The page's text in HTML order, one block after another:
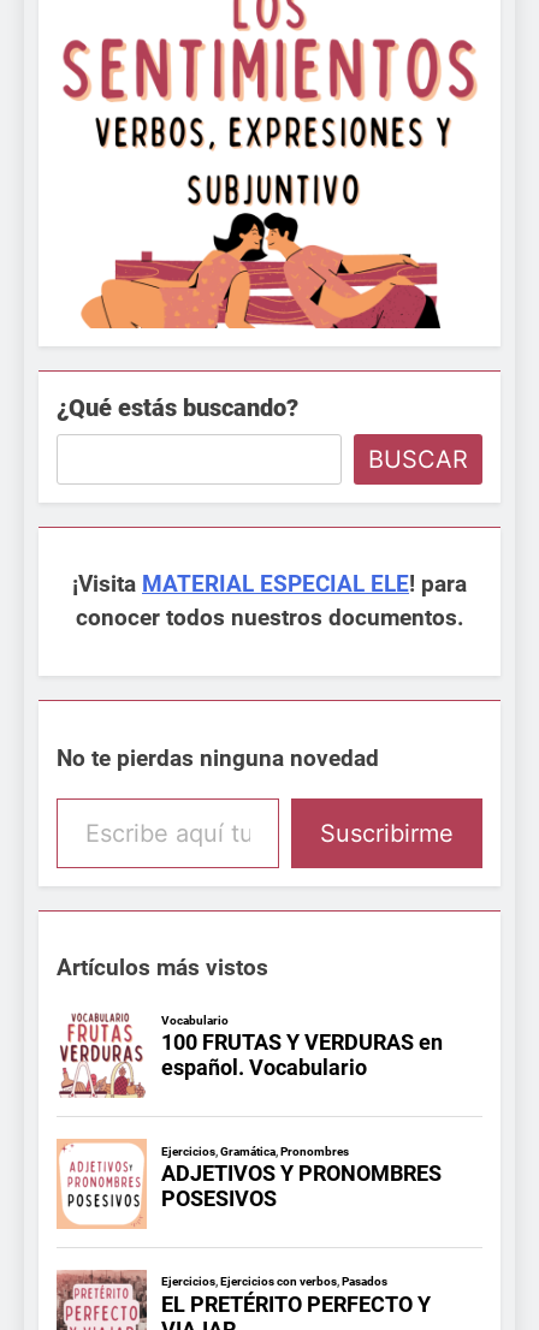
¿Qué estás buscando?
BUSCAR
¡Visita MATERIAL ESPECIAL ELE! para
conocer todos nuestros documentos.
No te pierdas ninguna novedad
Escribe aquí tu email
Suscribirme
Artículos más vistos